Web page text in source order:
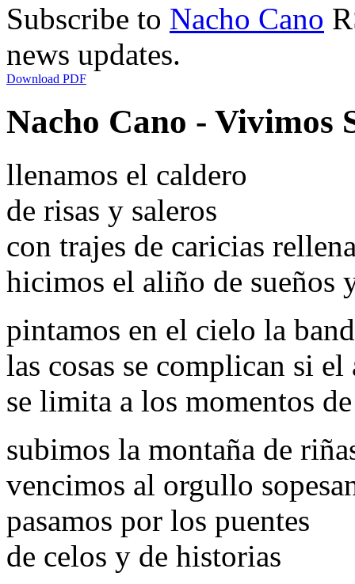
Subscribe to Nacho Cano
news updates.
Download PDF
Nacho Cano - Vivimos
llenamos el caldero
de risas y saleros
con trajes de caricias
hicimos el aliño de sueños
pintamos en el cielo la
las cosas se complican si el
se limita a los momentos
subimos la montaña de
vencimos al orgullo
pasamos por los puentes
de celos y de historias